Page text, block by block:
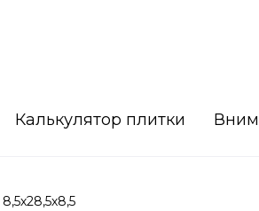
Калькулятор плитки